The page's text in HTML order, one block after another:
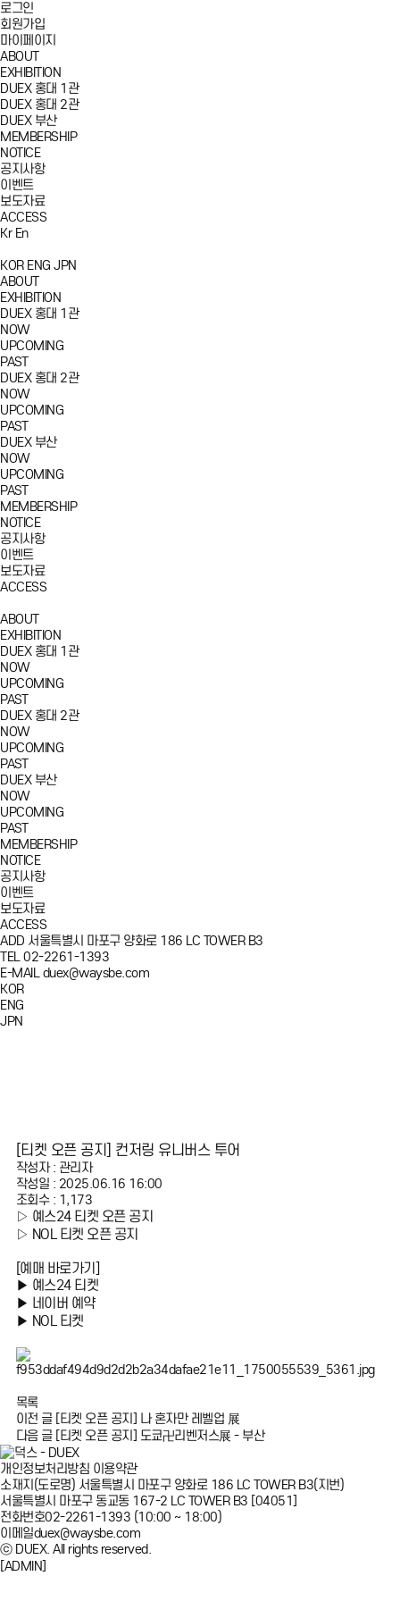
로그인
회원가입
마이페이지
ABOUT
EXHIBITION
DUEX 홍대 1관
DUEX 홍대 2관
DUEX 부산
MEMBERSHIP
NOTICE
공지사항
이벤트
보도자료
ACCESS
Kr En
KOR ENG JPN
ABOUT
EXHIBITION
DUEX 홍대 1관
NOW
UPCOMING
PAST
DUEX 홍대 2관
NOW
UPCOMING
PAST
DUEX 부산
NOW
UPCOMING
PAST
MEMBERSHIP
NOTICE
공지사항
이벤트
보도자료
ACCESS
ABOUT
EXHIBITION
DUEX 홍대 1관
NOW
UPCOMING
PAST
DUEX 홍대 2관
NOW
UPCOMING
PAST
DUEX 부산
NOW
UPCOMING
PAST
MEMBERSHIP
NOTICE
공지사항
이벤트
보도자료
ACCESS
ADD 서울특별시 마포구 양화로 186 LC TOWER B3
TEL02-2261-1393
E-MAIL duex@waysbe.com
KOR
ENG
JPN
[티켓 오픈 공지] 컨저링 유니버스 투어
작성자 : 관리자
작성일 : 2025.06.16 16:00
조회수 : 1,173
▷ 예스24 티켓 오픈 공지
▷ NOL 티켓 오픈 공지
[예매 바로가기]
▶ 예스24 티켓
▶ 네이버 예약
▶ NOL 티켓
목록
이전 글[티켓 오픈 공지] 나 혼자만 레벨업 展
다음 글[티켓 오픈 공지] 도쿄卍리벤저스展 - 부산
개인정보처리방침 이용약관
소재지(도로명) 서울특별시 마포구 양화로 186 LC TOWER B3(지번)
서울특별시 마포구 동교동 167-2 LC TOWER B3 [04051]
전화번호02-2261-1393 (10:00 ~ 18:00)
이메일duex@waysbe.com
ⓒ DUEX. All rights reserved.
[ADMIN]